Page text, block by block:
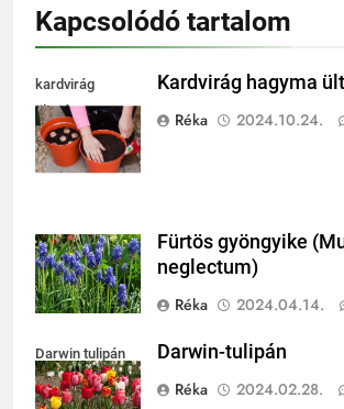
Kapcsolódó tartalom
kardvirág
ültetése
Kardvirág hagyma
Réka
2024.10.24.
Fürtös gyöngyike
neglectum)
Réka
2024.04.14.
Darwin tulipán
Darwin-tulipán
Réka
2024.02.28.